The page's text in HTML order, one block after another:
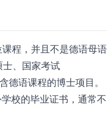
程，并且不是德语母语
、国家考试
德语课程的博士项目。
校的毕业证书，通常不